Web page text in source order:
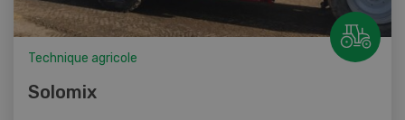
Technique agricole
Solomix